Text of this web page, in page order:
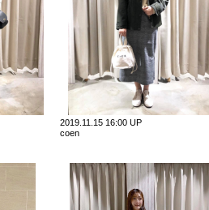
2019.11.15 16:00 UP
coen